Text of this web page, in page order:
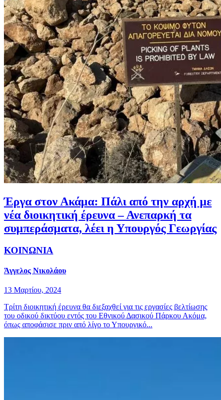
Έργα στον Ακάμα: Πάλι από την αρχή με
νέα διοικητική έρευνα – Ανεπαρκή τα
συμπεράσματα, λέει η Υπουργός Γεωργίας
ΚΟΙΝΩΝΙΑ
Άγγελος Νικολάου
13 Μαρτίου, 2024
Τρίτη διοικητική έρευνα θα διεξαχθεί για τις εργασίες βελτίωσης
του οδικού δικτύου εντός του Εθνικού Δασικού Πάρκου Ακόμα,
όπως αποφάσισε πριν από λίγο το Υπουργικό...